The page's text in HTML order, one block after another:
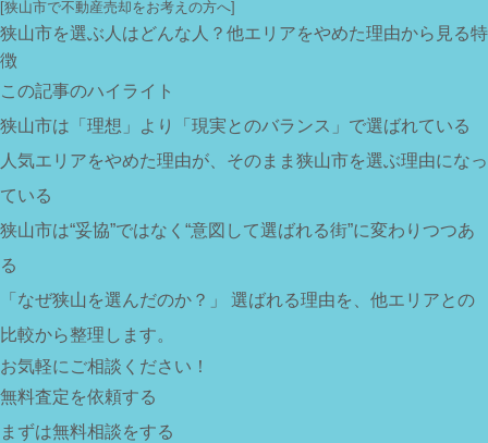
[狭山市で不動産売却をお考えの方へ]
狭山市を選ぶ人はどんな人？他エリアをやめた理由から見る特
徴
この記事のハイライト
狭山市は「理想」より「現実とのバランス」で選ばれている
人気エリアをやめた理由が、そのまま狭山市を選ぶ理由になっ
ている
狭山市は“妥協”ではなく“意図して選ばれる街”に変わりつつあ
る
「なぜ狭山を選んだのか？」 選ばれる理由を、他エリアとの
比較から整理します。
お気軽にご相談ください！
無料査定を依頼する
まずは無料相談をする